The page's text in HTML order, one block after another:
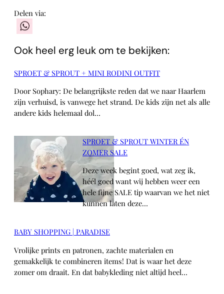
Delen via:
Ook heel erg leuk om te bekijken:
SPROET & SPROUT + MINI RODINI OUTFIT
Door Sophary: De belangrijkste reden dat we naar Haarlem
zijn verhuisd, is vanwege het strand. De kids zijn net als alle
andere kids helemaal dol…
SPROET & SPROUT WINTER ÉN
ZOMER SALE
Deze week begint goed, wat zeg ik,
héél goed want wij hebben weer een
hele fijne SALE tip waarvan we het niet
kunnen laten deze…
BABY SHOPPING | PARADISE
Vrolijke prints en patronen, zachte materialen en
gemakkelijk te combineren items! Dat is waar het deze
zomer om draait. En dat babykleding niet altijd heel…